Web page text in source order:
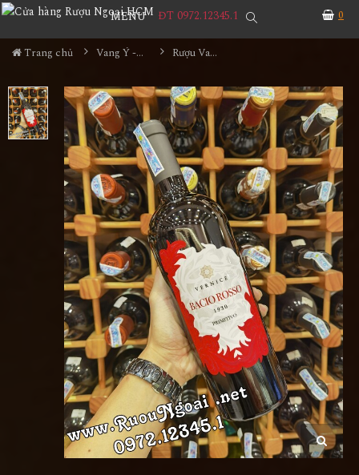
0
MENU ĐT 0972.12345.1
Trang chủ Vang Ý - Italia Rượu Vang Bacio Rosso Vernice Primitivo